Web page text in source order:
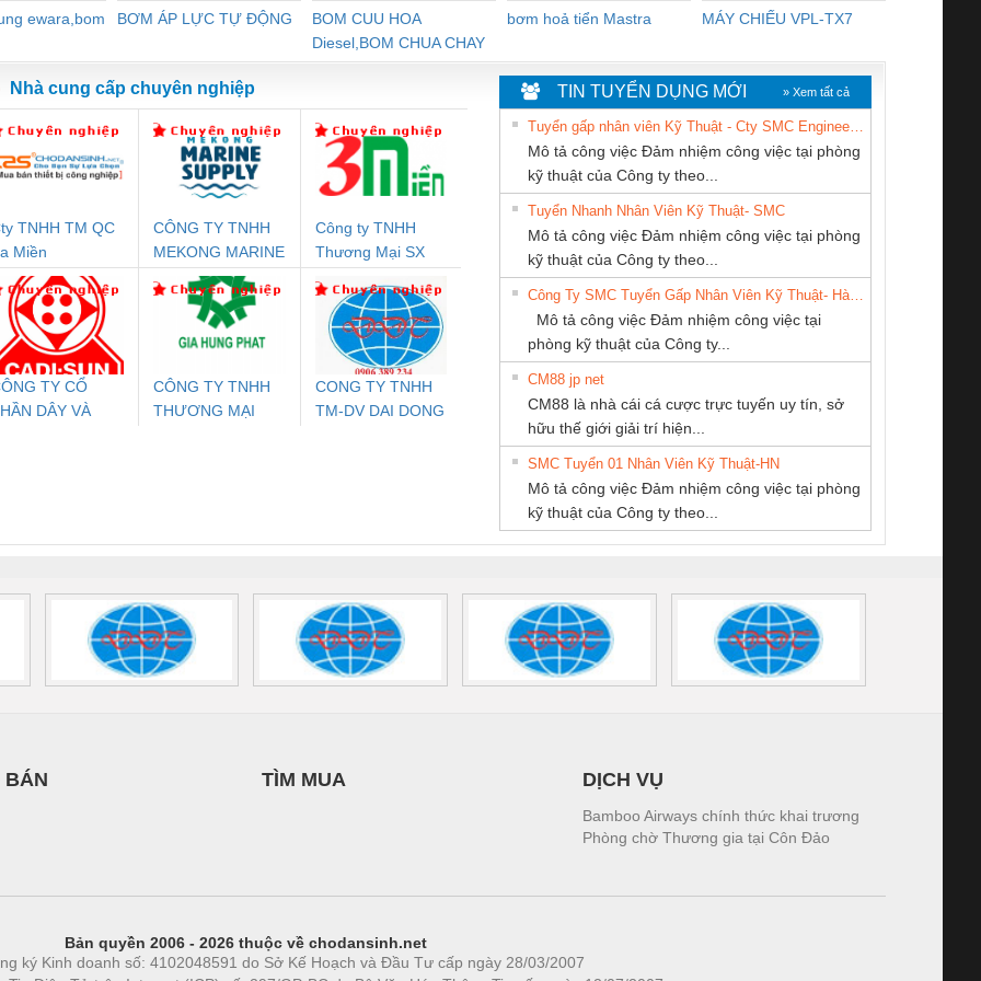
ewara,bom
BƠM ÁP LỰC TỰ ĐỘNG
BOM CUU HOA
Diesel,BOM CHUA CHAY
bơm hoả tiển Mastra MÁY CHIẾU VPL-TX7
An Toàn
Contact
1NO-
24DC-SP -
Rơ Le An Toàn
Phoenix Contact
PSR-SCP-
24UC/ESL4/3X1/1X2/B
- 2981059
Điện AC
Mô-đun Ắc Quy UPS
Bộ Lặp Tín Hiệu
PROFIBUS Phoenix
Contact PSI-REP-
PROFIBUS/12MB -
2708863
Rơ Le An Toàn
Phoenix Contact
2986960 – PSR-
SCP-
24DC/FSP/2X1/1X2
Rơ Le An Toàn
Bộ giám sát chuỗi
tấm pin
TRANSCLINIC 16I+
1K5 H (2502520000)
Bộ giám sát chuỗi
tấm pin
TRANSCLINIC 16I+
1K5 L (2433950000)
Bộ giám sát dòng
TRANSCLINIC 16I+
(2008130000)
Bộ chỉnh lưu nguồn
điện TRANSCLINIC
BKE 1K5.4
(7791400879)2. Giá
Nẹp nhôm chống
trơn Đà Nẵng
Nhà cung cấp chuyên nghiệp
TNHH TM QC
Miền
CÔNG TY TNHH
MEKONG MARINE
SUPPLY
Công ty TNHH
Thương Mại SX
TY CỔ
DÂY VÀ
CÔNG TY TNHH
THƯƠNG MẠI
CONG TY TNHH
TM-DV DAI DONG
CÔNG TY CỔ
PHẦN TỰ ĐỘNG
TIẾN HƯNG
Tan Dong Cang
company LTD
CÔNG TY TNHH
DỊCH VỤ XNK
PHƯƠNG NAM
CÔNG TY CP TỰ
ĐỘNG TIẾN
HƯNG
KỸ THUẬT KTECH
VIỆT NAM
Thiết Bị Điện Nam
TIN TUYỂN DỤNG MỚI » Xem tất cả
Mô tả công việc Đảm nhiệm công việc tại phòng
kỹ thuật của Công ty theo...
Tuyển Nhanh Nhân Viên Kỹ Thuật- SMC
Mô tả công việc Đảm nhiệm công việc tại phòng
kỹ thuật của Công ty theo...
Mô tả công việc Đảm nhiệm công việc tại
phòng kỹ thuật của Công ty...
CM88 jp net
CM88 là nhà cái cá cược trực tuyến uy tín, sở
hữu thế giới giải trí hiện...
SMC Tuyển 01 Nhân Viên Kỹ Thuật-HN
Mô tả công việc Đảm nhiệm công việc tại phòng
kỹ thuật của Công ty theo...
BÁN TÌM MUA DỊCH VỤ
Bamboo Airways chính thức khai trương
Phòng chờ Thương gia tại Côn Đảo
Bản quyền 2006 - 2026 thuộc về chodansinh.net
ký Kinh doanh số: 4102048591 do Sở Kế Hoạch và Đầu Tư cấp ngày 28/03/2007